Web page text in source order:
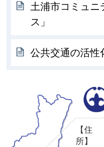
土浦市コミュ
ス」
公共交通の活性
【住
所】